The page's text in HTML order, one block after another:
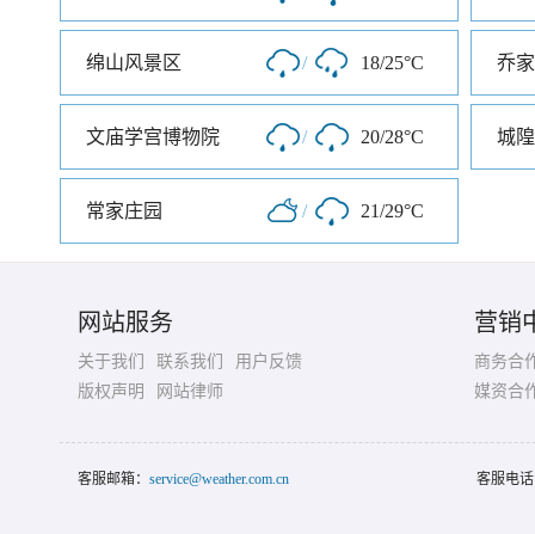
绵山风景区 / 18/25°C 乔
文庙学宫博物院 / 20/28°C 城
常家庄园 / 21/29°C
网站服务
关于我们 联系我们
用户反馈
版权声明
网站律师
营销
商务合
媒资合
客服邮箱： service@weather.com.cn 客服电